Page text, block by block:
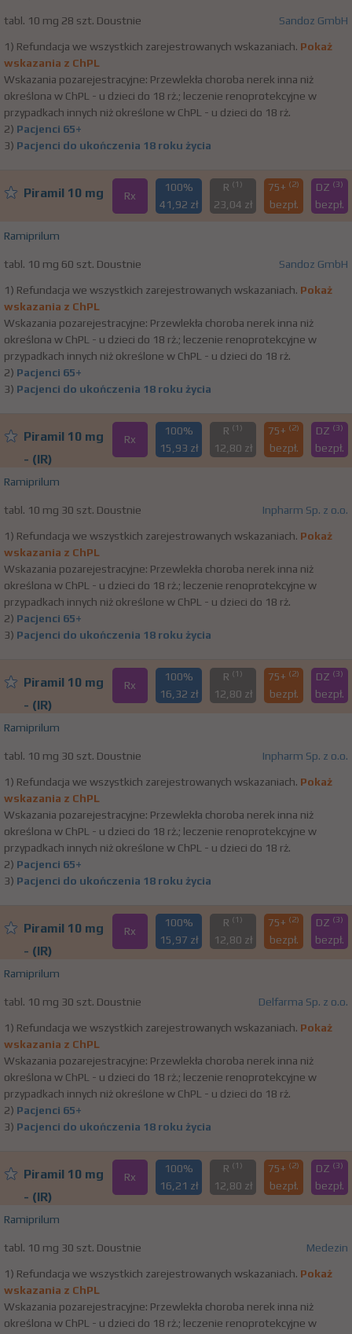
tabl. 10 mg 28 szt. Doustnie Sandoz GmbH
1) Refundacja we wszystkich zarejestrowanych wskazaniach. Pokaż
wskazania z ChPL
Wskazania pozarejestracyjne: Przewlekła choroba nerek inna niż
określona w ChPL - u dzieci do 18 rż.; leczenie renoprotekcyjne w
przypadkach innych niż określone w ChPL - u dzieci do 18 rż.
2) Pacjenci 65+
3) Pacjenci do ukończenia 18 roku życia
Piramil 10 mg Rx
100%
41,92 zł
R (1)
23,04 zł
75+ (2)
bezpł.
DZ (3)
bezpł.
Ramiprilum
tabl. 10 mg 60 szt. Doustnie Sandoz GmbH
1) Refundacja we wszystkich zarejestrowanych wskazaniach. Pokaż
wskazania z ChPL
Wskazania pozarejestracyjne: Przewlekła choroba nerek inna niż
określona w ChPL - u dzieci do 18 rż.; leczenie renoprotekcyjne w
przypadkach innych niż określone w ChPL - u dzieci do 18 rż.
2) Pacjenci 65+
3) Pacjenci do ukończenia 18 roku życia
Piramil 10 mg
- (IR)
Rx
100%
15,93 zł
R (1)
12,80 zł
75+ (2)
bezpł.
DZ (3)
bezpł.
Ramiprilum
tabl. 10 mg 30 szt. Doustnie Inpharm Sp. z o.o.
1) Refundacja we wszystkich zarejestrowanych wskazaniach. Pokaż
wskazania z ChPL
Wskazania pozarejestracyjne: Przewlekła choroba nerek inna niż
określona w ChPL - u dzieci do 18 rż.; leczenie renoprotekcyjne w
przypadkach innych niż określone w ChPL - u dzieci do 18 rż.
2) Pacjenci 65+
3) Pacjenci do ukończenia 18 roku życia
Piramil 10 mg
- (IR)
Rx
100%
16,32 zł
R (1)
12,80 zł
75+ (2)
bezpł.
DZ (3)
bezpł.
Ramiprilum
tabl. 10 mg 30 szt. Doustnie Inpharm Sp. z o.o.
1) Refundacja we wszystkich zarejestrowanych wskazaniach. Pokaż
wskazania z ChPL
Wskazania pozarejestracyjne: Przewlekła choroba nerek inna niż
określona w ChPL - u dzieci do 18 rż.; leczenie renoprotekcyjne w
przypadkach innych niż określone w ChPL - u dzieci do 18 rż.
2) Pacjenci 65+
3) Pacjenci do ukończenia 18 roku życia
Piramil 10 mg
- (IR)
Rx
100%
15,97 zł
R (1)
12,80 zł
75+ (2)
bezpł.
DZ (3)
bezpł.
Ramiprilum
tabl. 10 mg 30 szt. Doustnie Delfarma Sp. z o.o.
1) Refundacja we wszystkich zarejestrowanych wskazaniach. Pokaż
wskazania z ChPL
Wskazania pozarejestracyjne: Przewlekła choroba nerek inna niż
określona w ChPL - u dzieci do 18 rż.; leczenie renoprotekcyjne w
przypadkach innych niż określone w ChPL - u dzieci do 18 rż.
2) Pacjenci 65+
3) Pacjenci do ukończenia 18 roku życia
Piramil 10 mg
- (IR)
Rx
100%
16,21 zł
R (1)
12,80 zł
75+ (2)
bezpł.
DZ (3)
bezpł.
Ramiprilum
tabl. 10 mg 30 szt. Doustnie Medezin
1) Refundacja we wszystkich zarejestrowanych wskazaniach. Pokaż
wskazania z ChPL
Wskazania pozarejestracyjne: Przewlekła choroba nerek inna niż
określona w ChPL - u dzieci do 18 rż.; leczenie renoprotekcyjne w